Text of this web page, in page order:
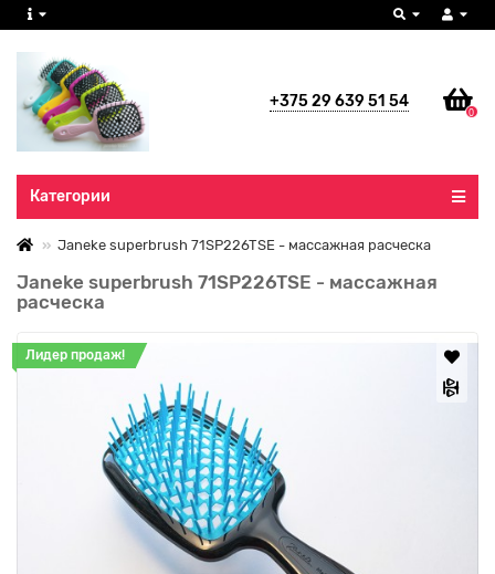
+375 29 639 51 54
0
Все категории
Категории
Janeke superbrush 71SP226TSE - массажная расческа
Janeke superbrush 71SP226TSE - массажная
расческа
Лидер продаж!